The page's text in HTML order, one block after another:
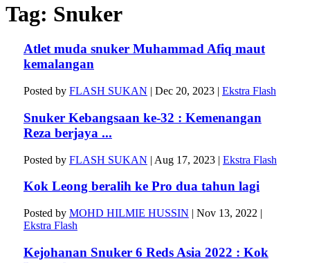
Tag: Snuker
Atlet muda snuker Muhammad Afiq maut
kemalangan
Posted by FLASH SUKAN | Dec 20, 2023| Ekstra Flash
Snuker Kebangsaan ke-32 : Kemenangan
Reza berjaya ...
Posted by FLASH SUKAN | Aug 17, 2023| Ekstra Flash
Kok Leong beralih ke Pro dua tahun lagi
Posted by MOHD HILMIE HUSSIN | Nov 13, 2022 |
Ekstra Flash
Kejohanan Snuker 6 Reds Asia 2022 : Kok